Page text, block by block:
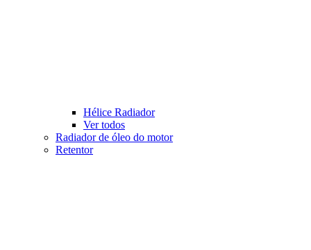
Hélice Radiador
Ver todos
Radiador de óleo do motor
Retentor